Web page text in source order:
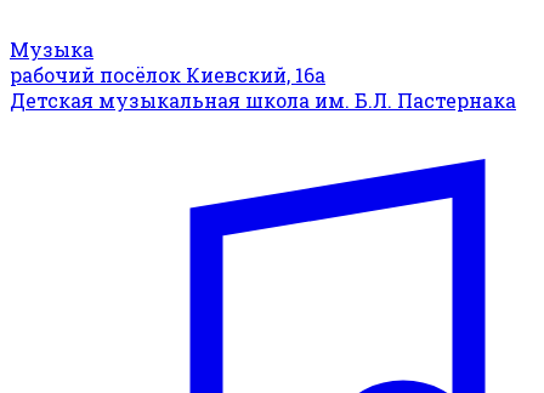
Музыка
рабочий посёлок Киевский, 16а
Детская музыкальная школа им. Б.Л. Пастернака